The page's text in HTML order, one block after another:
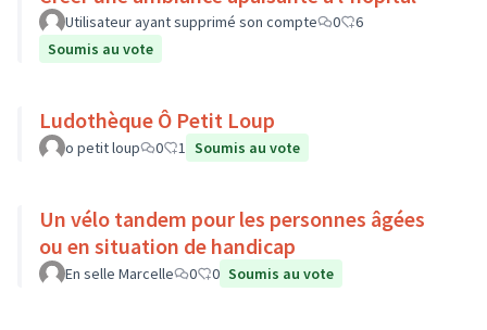
Utilisateur ayant supprimé son compte 0
6
Soumis au vote
Ludothèque Ô Petit Loup
o petit loup 0 1 Soumis au vote
Un vélo tandem pour les personnes âgées
ou en situation de handicap
En selle Marcelle 0 0 Soumis au vote